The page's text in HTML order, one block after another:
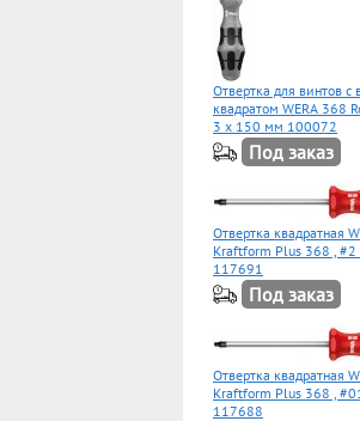
Отвертка для винтов с
квадратом WERA 368
3 x 150 мм 100072
Под заказ
Отвертка квадратная
Kraftform Plus 368 ,
117691
Под заказ
Отвертка квадратная
Kraftform Plus 368 ,
117688